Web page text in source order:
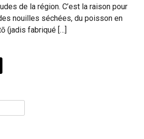
de la région. C’est la raison pour
nouilles séchées, du poisson en
(jadis fabriqué […]